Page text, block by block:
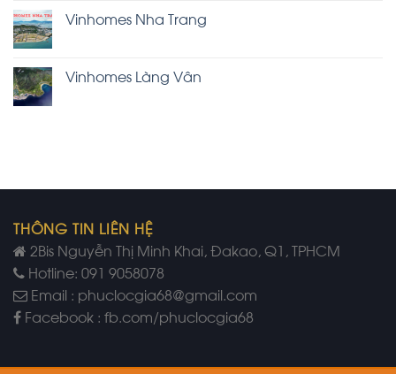
Vinhomes Nha Trang
Vinhomes Làng Vân
THÔNG TIN LIÊN HỆ
2Bis Nguyễn Thị Minh Khai, Đakao, Q1, TPHCM
Hotline: 091 9058078
Email : phuclocgia68@gmail.com
Facebook : fb.com/phuclocgia68